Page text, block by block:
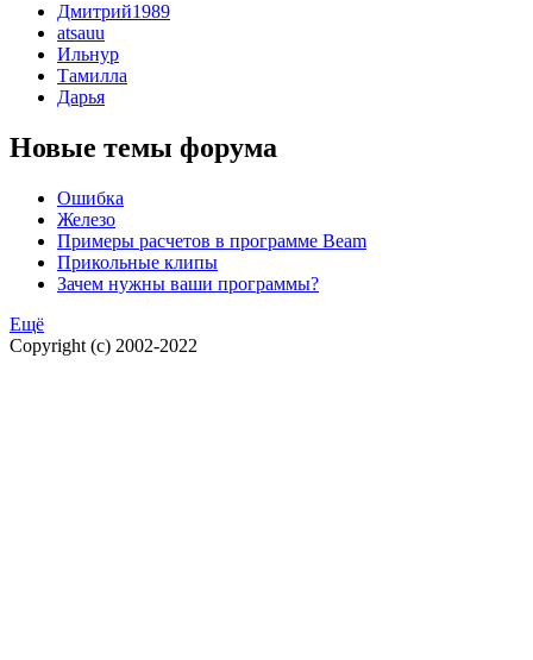
Дмитрий1989
atsauu
Ильнур
Тамилла
Дарья
Новые темы форума
Ошибка
Железо
Примеры расчетов в программе Beam
Прикольные клипы
Зачем нужны ваши программы?
Ещё
Copyright (c) 2002-2022